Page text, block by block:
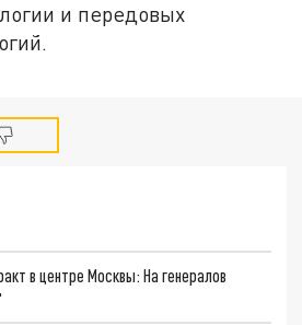
и передовых
в центре Москвы: На генералов